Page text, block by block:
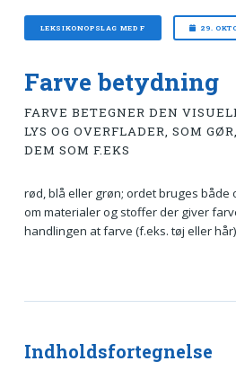
LEKSIKONOPSLAG MED F 29.
Farve betydning
FARVE BETEGNER DEN
LYS OG OVERFLADER, SOM
DEM SOM F.EKS
rød, blå eller grøn; ordet bruges både
om materialer og stoffer der giver
handlingen at farve (f.eks. tøj eller
Indholdsfortegnelse